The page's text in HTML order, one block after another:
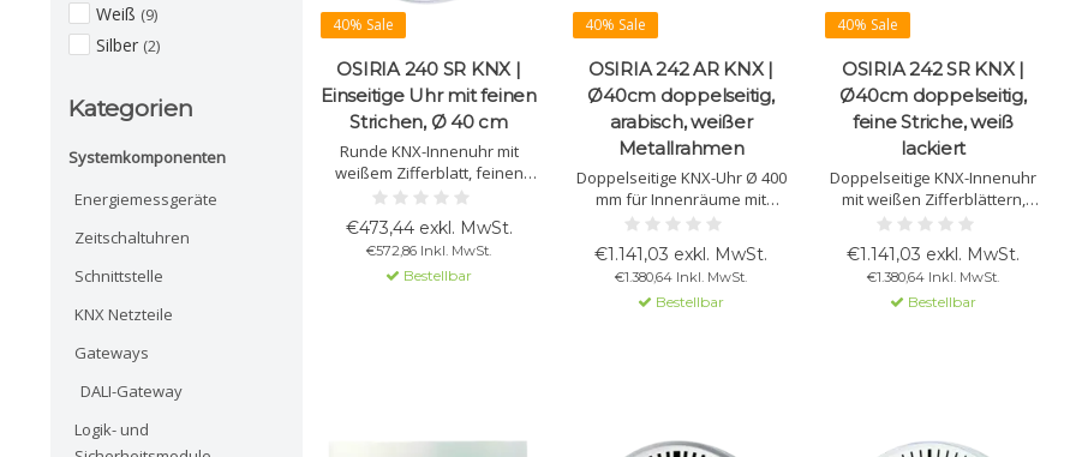
Weiß (9)
Silber (2)
Kategorien
Systemkomponenten
Energiemessgeräte
Zeitschaltuhren
Schnittstelle
KNX Netzteile
Gateways
DALI-Gateway
Logik- und
40% Sale
OSIRIA 240 SR KNX |
Einseitige Uhr mit feinen
Strichen, Ø 40 cm
Runde KNX-Innenuhr mit
weißem Zifferblatt, feinen
schwarzen Strichzahlen,
Plexiglas, rotem
Sekundenzeiger und
robustem
Kunststoffgehäuse. Ø 400
€473,44 exkl. MwSt.
€572,86 Inkl. MwSt.
Bestellbar
40% Sale
OSIRIA 242 AR KNX |
Ø40cm doppelseitig,
arabisch, weißer
Metallrahmen
Doppelseitige KNX-Uhr Ø 400
mm für Innenräume mit
weißen Zifferblättern,
arabischen Ziffern,
Balkenzeigern, rotem
Sekundenzeiger und weißem
Metallgehäuse.
€1.141,03 exkl. MwSt.
€1.380,64 Inkl. MwSt.
Bestellbar
40% Sale
OSIRIA 242 SR KNX |
Ø40cm doppelseitig,
feine Striche, weiß
lackiert
Doppelseitige KNX-Innenuhr
mit weißen Zifferblättern,
feinen Strichmarkierungen,
weiß lackiertem
Metallgehäuse, Plexiglas und
10 Tagen Gangreserve.
Wand- oder Deckenhalter
€1.141,03 exkl. MwSt.
€1.380,64 Inkl. MwSt.
Bestellbar